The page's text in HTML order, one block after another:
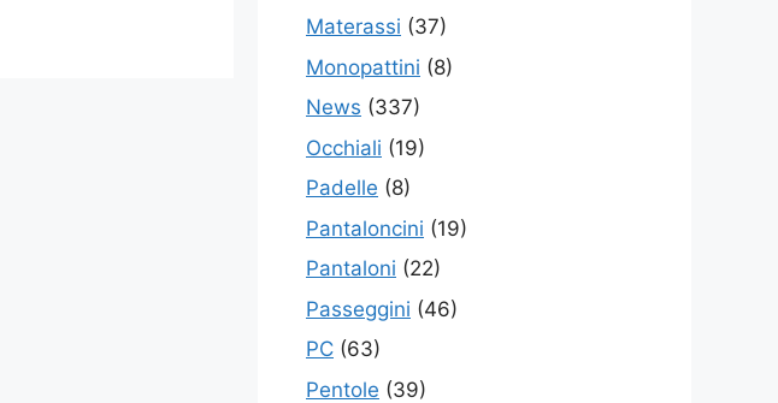
Materassi (37)
Monopattini (8)
News (337)
Occhiali (19)
Padelle (8)
Pantaloncini (19)
Pantaloni (22)
Passeggini (46)
PC (63)
Pentole (39)